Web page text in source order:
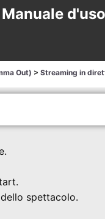
Manuale d'uso
Out) > Streaming in
spettacolo.